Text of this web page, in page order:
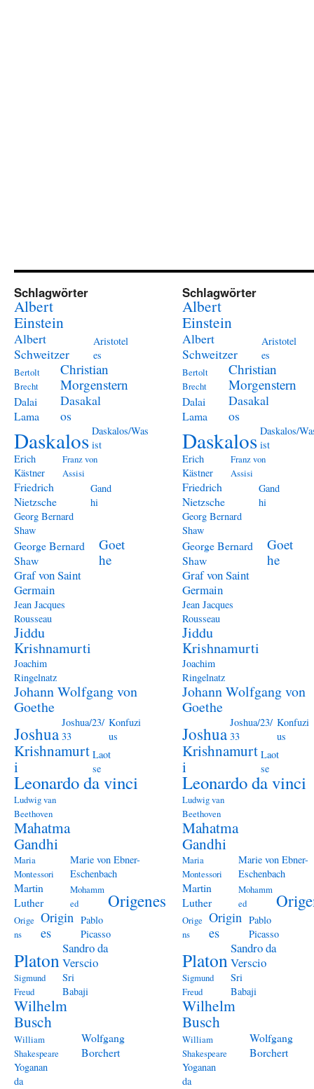
Schlagwörter
Albert
Einstein
Albert
Schweitzer
Aristotel
es
Bertolt
Brecht
Christian
Morgenstern
Dalai
Lama
Dasakal
os
Daskalos Daskalos/Was
ist
Erich
Kästner
Franz von
Assisi
Friedrich
Nietzsche
Gand
hi
Georg Bernard
Shaw
George Bernard
Shaw
Goet
he
Graf von Saint
Germain
Jean Jacques
Rousseau
Jiddu
Krishnamurti
Joachim
Ringelnatz
Johann Wolfgang von
Goethe
Joshua
Joshua/23/
33
Konfuzi
us
Krishnamurt
i
Laot
se
Leonardo da vinci
Ludwig van
Beethoven
Mahatma
Gandhi
Maria
Montessori
Marie von Ebner-
Eschenbach
Martin
Luther
Mohamm
ed
Origenes
Orige
ns
Origin
es
Pablo
Picasso
Platon
Sandro da
Verscio
Sigmund
Freud
Sri
Babaji
Wilhelm
Busch
William
Shakespeare
Wolfgang
Borchert
Yoganan
da
Schlagwörter
Albert
Einstein
Albert
Schweitzer
Aristotel
es
Bertolt
Brecht
Christian
Morgenstern
Dalai
Lama
Dasakal
os
Daskalos Daskalos/
ist
Erich
Kästner
Franz von
Assisi
Friedrich
Nietzsche
Gand
hi
Georg Bernard
Shaw
George Bernard
Shaw
Goet
he
Graf von Saint
Germain
Jean Jacques
Rousseau
Jiddu
Krishnamurti
Joachim
Ringelnatz
Johann Wolfgang von
Goethe
Joshua
Joshua/23/
33
Konfuzi
us
Krishnamurt
i
Laot
se
Leonardo da vinci
Ludwig van
Beethoven
Mahatma
Gandhi
Maria
Montessori
Marie von Ebner-
Eschenbach
Martin
Luther
Mohamm
ed
Orige
ns
Origin
es
Pablo
Picasso
Platon
Sandro da
Verscio
Sigmund
Freud
Sri
Babaji
Wilhelm
Busch
William
Shakespeare
Wolfgang
Borchert
Yoganan
da